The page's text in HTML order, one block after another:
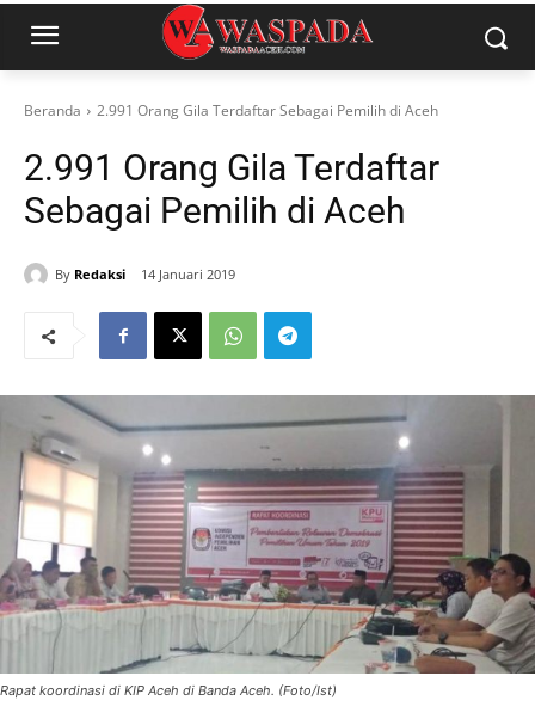
Beranda 2.991 Orang Gila Terdaftar Sebagai Pemilih di Aceh
2.991 Orang Gila Terdaftar
Sebagai Pemilih di Aceh
By Redaksi 14 Januari 2019
Rapat koordinasi di KIP Aceh di Banda Aceh. (Foto/Ist)